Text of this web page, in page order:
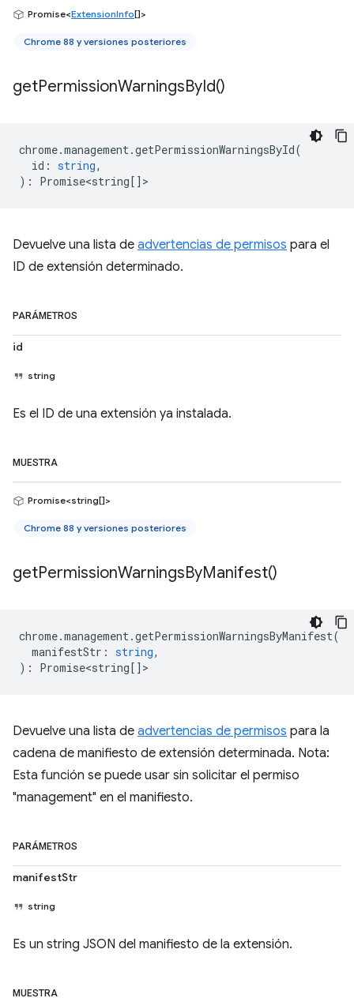
Promise<ExtensionInfo[]>
Chrome 88 y versiones posteriores
getPermissionWarningsById()
chrome.management.getPermissionWarningsById(
id : string,
) : Promise<string[]>
Devuelve una lista de advertencias de permisos para el
ID de extensión determinado.
PARÁMETROS
id
string
Es el ID de una extensión ya instalada.
MUESTRA
Promise<string[]>
Chrome 88 y versiones posteriores
getPermissionWarningsByManifest()
chrome.management.getPermissionWarningsByManifest(
manifestStr : string,
) : Promise<string[]>
Devuelve una lista de advertencias de permisos para la
cadena de manifiesto de extensión determinada. Nota:
Esta función se puede usar sin solicitar el permiso
"management" en el manifiesto.
PARÁMETROS
manifestStr
string
Es un string JSON del manifiesto de la extensión.
MUESTRA